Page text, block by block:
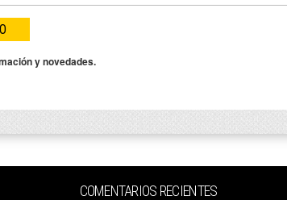
y novedades.
COMENTARIOS RECIENTES